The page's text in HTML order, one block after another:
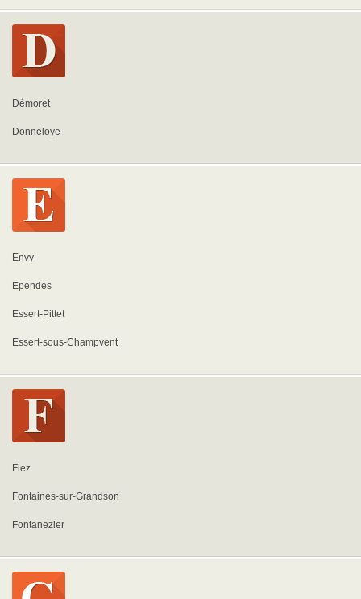
Démoret
Donneloye
Envy
Ependes
Essert-Pittet
Essert-sous-Champvent
Fiez
Fontaines-sur-Grandson
Fontanezier